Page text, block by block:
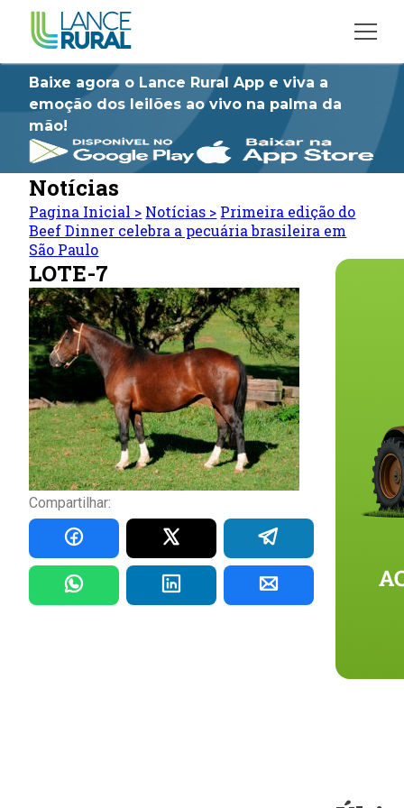
Baixe agora o Lance Rural App e viva a
emoção dos leilões ao vivo na palma da
mão!
Notícias
Pagina Inicial > Notícias > Primeira edição do
Beef Dinner celebra a pecuária brasileira em
São Paulo
LOTE-7
Compartilhar: